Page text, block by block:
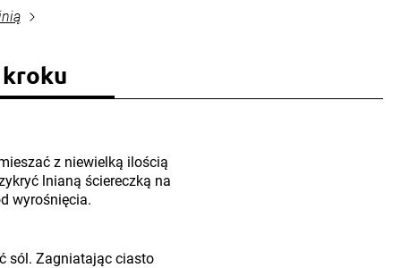
z niewielką ilością
lnianą ściereczką na
wyrośnięcia.
sól. Zagniatając ciasto